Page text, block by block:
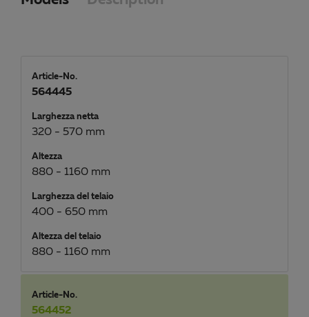
Article-No.
564445
Larghezza netta
320 - 570 mm
Altezza
880 - 1160 mm
Larghezza del telaio
400 - 650 mm
Altezza del telaio
880 - 1160 mm
Article-No.
564452